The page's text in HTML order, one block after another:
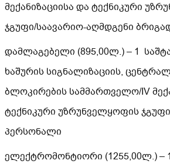
მექანიზაციისა და ტექნიკური
ჯგუფი/საავარიო-აღმდგენი
დამლაგებელი (895,00ლ.) – 1
ხაშურის სიგნალიზაციის,
ბლოკირების სამმართველო/IV
ტექნიკური უზრუნველყოფის
პერსონალი
ელექტრომონტიორი (1255,00ლ.) –